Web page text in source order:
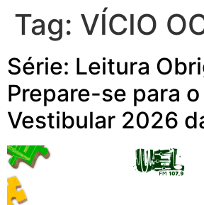
Tag: VÍCIO
Série: Leitura
Prepare-se para o
Vestibular 2026